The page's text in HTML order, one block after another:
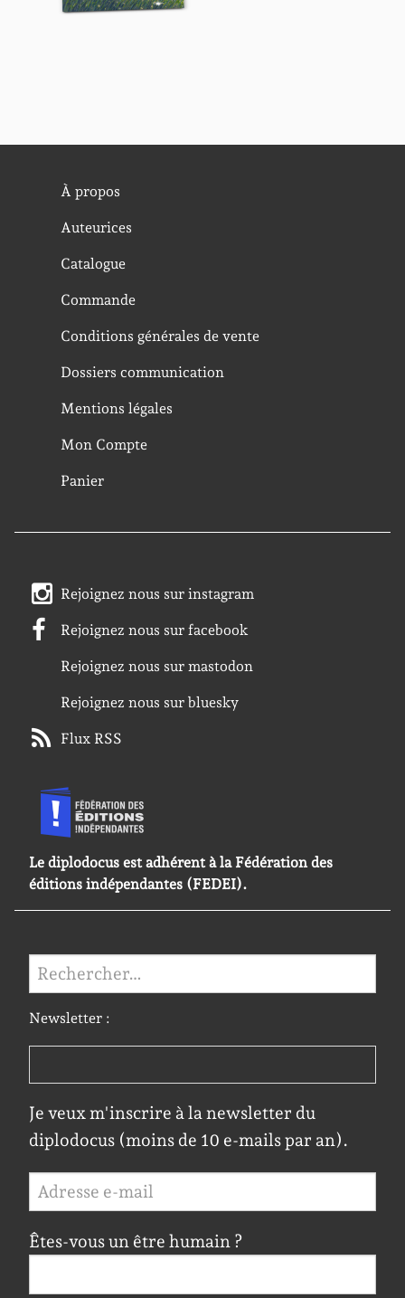
À propos
Auteurices
Catalogue
Commande
Conditions générales de vente
Dossiers communication
Mentions légales
Mon Compte
Panier
Rejoignez nous sur instagram
Rejoignez nous sur facebook
Rejoignez nous sur mastodon
Rejoignez nous sur bluesky
Flux RSS
Le diplodocus est adhérent à la Fédération des
éditions indépendantes (FEDEI).
Rechercher :
Newsletter :
Je veux m'inscrire à la newsletter du
diplodocus (moins de 10 e-mails par an).
Êtes-vous un être humain ?